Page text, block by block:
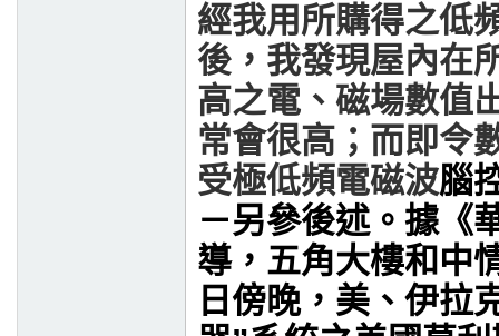
經我用所購得之低
後，我發現屋內在
高之電、磁場數值
常會很高；而即令
受極低頻電磁波腦
－另參後述。 據《
導，五角大樓和中
日傍晚，美、伊拉